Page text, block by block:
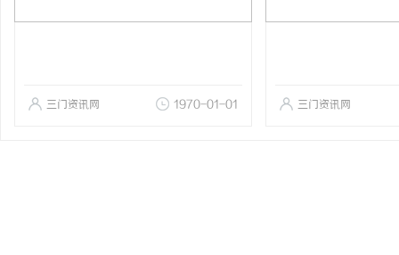
三门资讯网 1970-01-01 三门资讯网